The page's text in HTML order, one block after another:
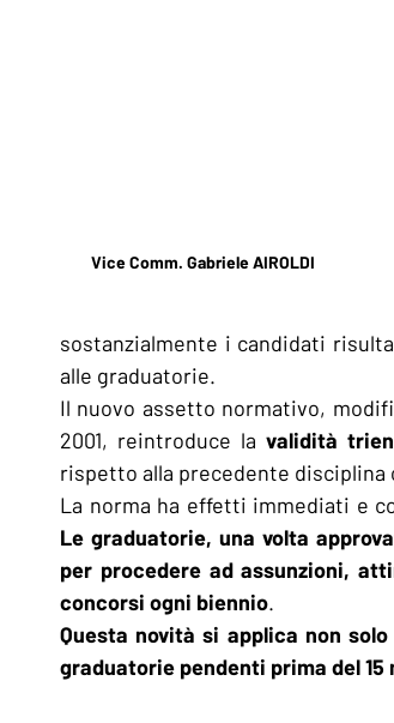
Vice Comm. Gabriele AIROLDI
sostanzialmente i candidati
alle graduatorie.
Il nuovo assetto normativo,
2001, reintroduce la validità
rispetto alla precedente disciplina
Le graduatorie, una volta
per procedere ad assunzioni,
concorsi ogni biennio.
Questa novità si applica non
graduatorie pendenti prima del 15